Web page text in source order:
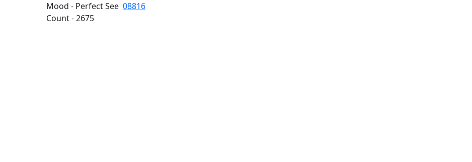
Mood - Perfect See 08816
Count - 2675